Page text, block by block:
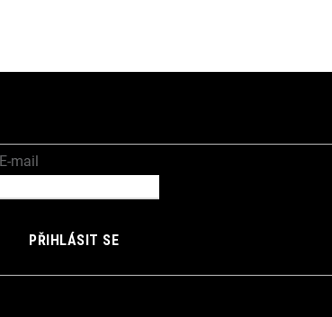
E-mail
PŘIHLÁSIT SE